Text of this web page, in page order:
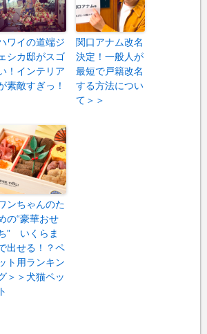
ワイの道端ジ
シカ邸がスゴ
！インテリア
素敵すぎっ！
関口アナム改名
決定！一般人が
最短で戸籍改名
する方法につい
て＞＞
ンちゃんのた
の“豪華おせ
” いくらま
出せる！？ペ
ト用ランキン
＞＞犬猫ペッ
ト